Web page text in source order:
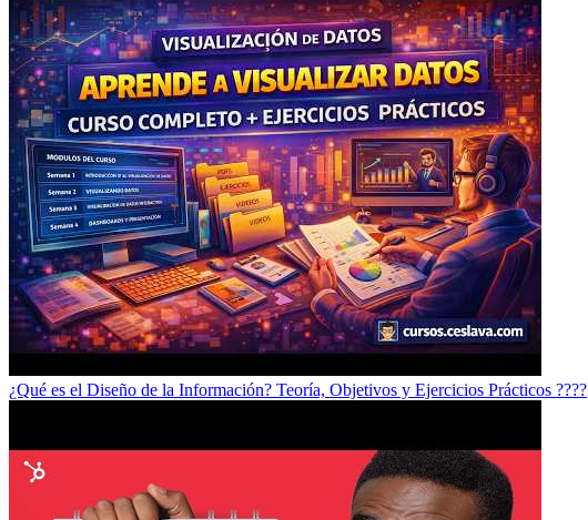
¿Qué es el Diseño de la Información? Teoría, Objetivos y Ejercicios Prácticos ????